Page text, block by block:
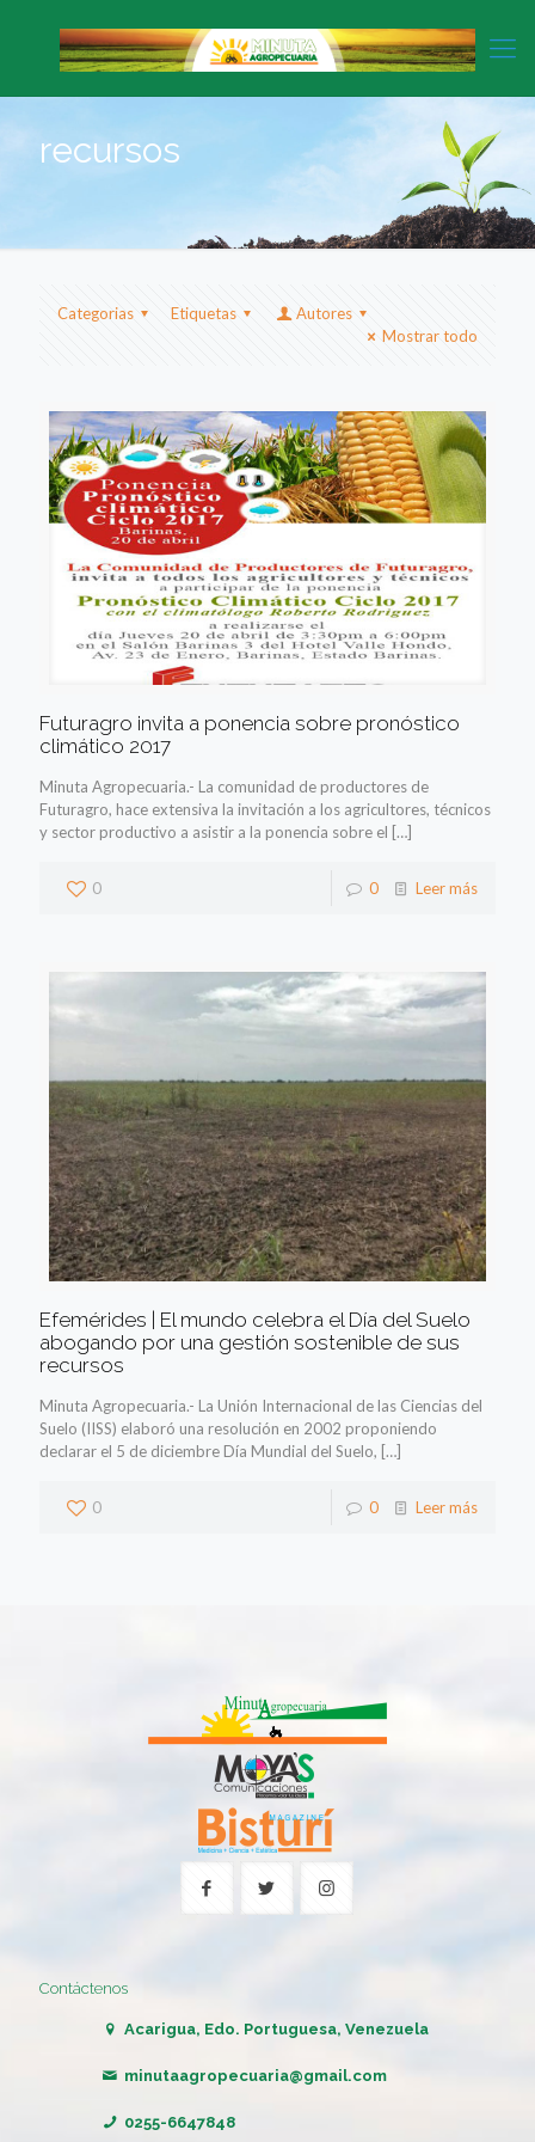
recursos
Categorias Etiquetas
Autores
Mostrar todo
Futuragro invita a ponencia sobre pronóstico
climático 2017
Minuta Agropecuaria.- La comunidad de productores de
Futuragro, hace extensiva la invitación a los agricultores, técnicos
y sector productivo a asistir a la ponencia sobre el […]
0 0 Leer más
Efemérides | El mundo celebra el Día del Suelo
abogando por una gestión sostenible de sus
recursos
Minuta Agropecuaria.- La Unión Internacional de las Ciencias del
Suelo (IISS) elaboró una resolución en 2002 proponiendo
declarar el 5 de diciembre Día Mundial del Suelo, […]
0 0 Leer más
Contáctenos
Acarigua, Edo. Portuguesa, Venezuela
minutaagropecuaria@gmail.com
0255-6647848